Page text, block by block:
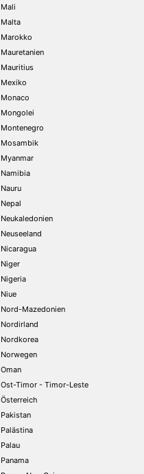
Mali
Malta
Marokko
Mauretanien
Mauritius
Mexiko
Monaco
Mongolei
Montenegro
Mosambik
Myanmar
Namibia
Nauru
Nepal
Neukaledonien
Neuseeland
Nicaragua
Niger
Nigeria
Niue
Nord-Mazedonien
Nordirland
Nordkorea
Norwegen
Oman
Ost-Timor - Timor-Leste
Österreich
Pakistan
Palästina
Palau
Panama